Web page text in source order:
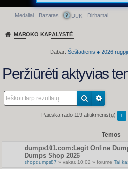
Greitasis meniu
Medaliai Bazaras DUK Dirhamai
MAROKO KARALYSTĖ
Dabar: Šeštadienis ● 2026
Peržiūrėti aktyvias
Paieška rado 119 atitikmenis(ų) 1
Temos
dumps101.com:Legit Online
Dumps Shop 2026
shopdumps87 » vakar, 10:02 » forume Tai